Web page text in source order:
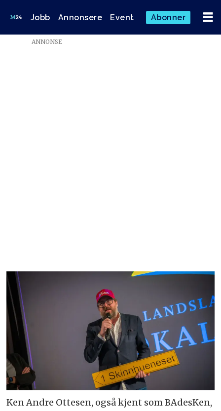
Jobb Annonsere Event Abonner
ANNONSE
Ken Andre Ottesen, også kjent som BAdesKen,